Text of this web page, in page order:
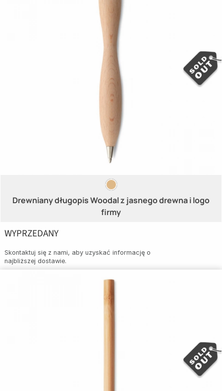
Drewniany długopis Woodal z jasnego drewna i logo
firmy
WYPRZEDANY
Skontaktuj się z nami, aby uzyskać informację o
najbliższej dostawie.